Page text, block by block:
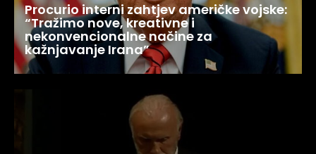
Procurio interni zahtjev američke vojske:
“Tražimo nove, kreativne i
nekonvencionalne načine za
kažnjavanje Irana”